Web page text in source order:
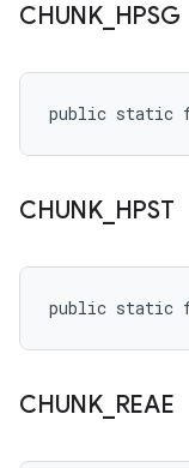
CHUNK_ HPSG
public static
CHUNK_ HPST
public static
CHUNK_ REAE